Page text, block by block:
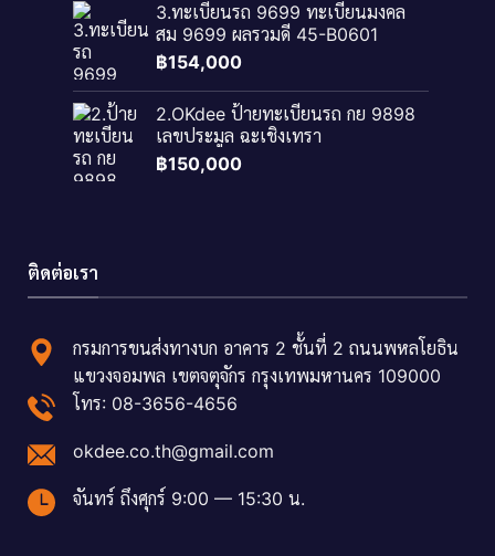
3.ทะเบียนรถ 9699 ทะเบียนมงคล
สม 9699 ผลรวมดี 45-B0601
฿154,000
2.OKdee ป้ายทะเบียนรถ กย 9898
เลขประมูล ฉะเชิงเทรา
฿150,000
ติดต่อเรา
กรมการขนส่งทางบก อาคาร 2 ชั้นที่ 2 ถนนพหลโยธิน
แขวงจอมพล เขตจตุจักร กรุงเทพมหานคร 109000
โทร: 08-3656-4656
okdee.co.th@gmail.com
จันทร์ ถึงศุกร์ 9:00 — 15:30 น.